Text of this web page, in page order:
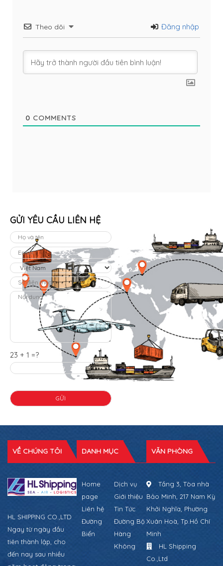
Theo dõi Đăng nhập
0 COMMENTS
GỬI YÊU CẦU LIÊN HỆ
23 + 1 =?
VỀ CHÚNG TÔI
HL SHIPPING CO.,LTD
Ngay từ ngày đầu
tiên thành lập, cho
đến nay sau nhiều
DANH MỤC
Home
page
Dịch vụ
Giới thiệu
Liên hệ
Tin Tức
Đường
Biển
Đường Bộ
Hàng
Không
VĂN PHÒNG
Tầng 3, Tòa nhà
Bảo Minh, 217 Nam Kỳ
Khởi Nghĩa, Phường
Xuân Hoà, Tp.Hồ Chí
Minh
HL Shipping
Co.,Ltd